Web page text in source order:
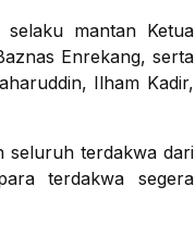
mantan Ketua
Enrekang, serta
Ilham Kadir,
seluruh terdakwa dari
terdakwa segera